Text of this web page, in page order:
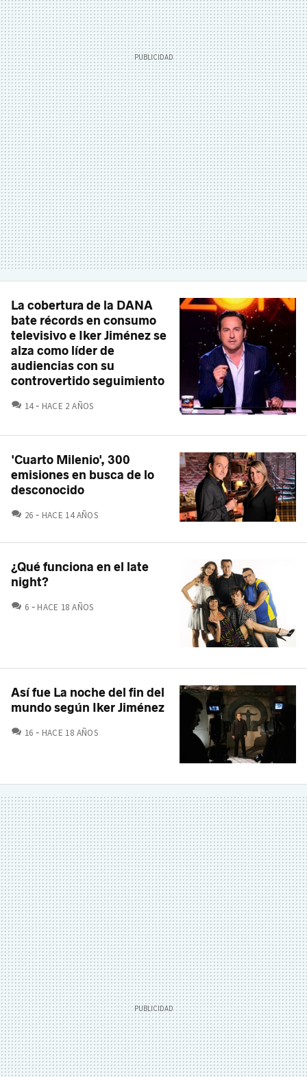
La cobertura de la DANA
bate récords en consumo
televisivo e Iker Jiménez se
alza como líder de
audiencias con su
controvertido seguimiento
14 COMENTARIOS
HACE 2 AÑOS
'Cuarto Milenio', 300
emisiones en busca de lo
desconocido
26 COMENTARIOS
HACE 14 AÑOS
¿Qué funciona en el late
night?
6 COMENTARIOS
HACE 18 AÑOS
Así fue La noche del fin del
mundo según Iker Jiménez
16 COMENTARIOS
HACE 18 AÑOS